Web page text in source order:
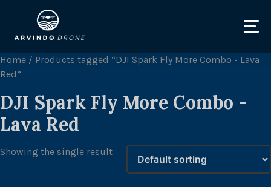
Home / Products tagged “DJI Spark Fly More Combo - Lava
Red”
DJI Spark Fly More Combo -
Lava Red
Showing the single result